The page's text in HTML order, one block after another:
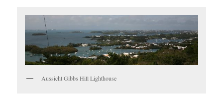
Aussicht Gibbs Hill Lighthouse